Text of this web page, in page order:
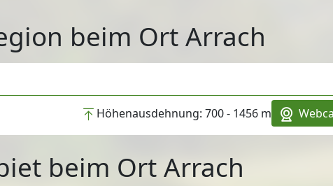
beim Ort Arrach
Höhenausdehnung: 700 - 1456 m
beim Ort Arrach